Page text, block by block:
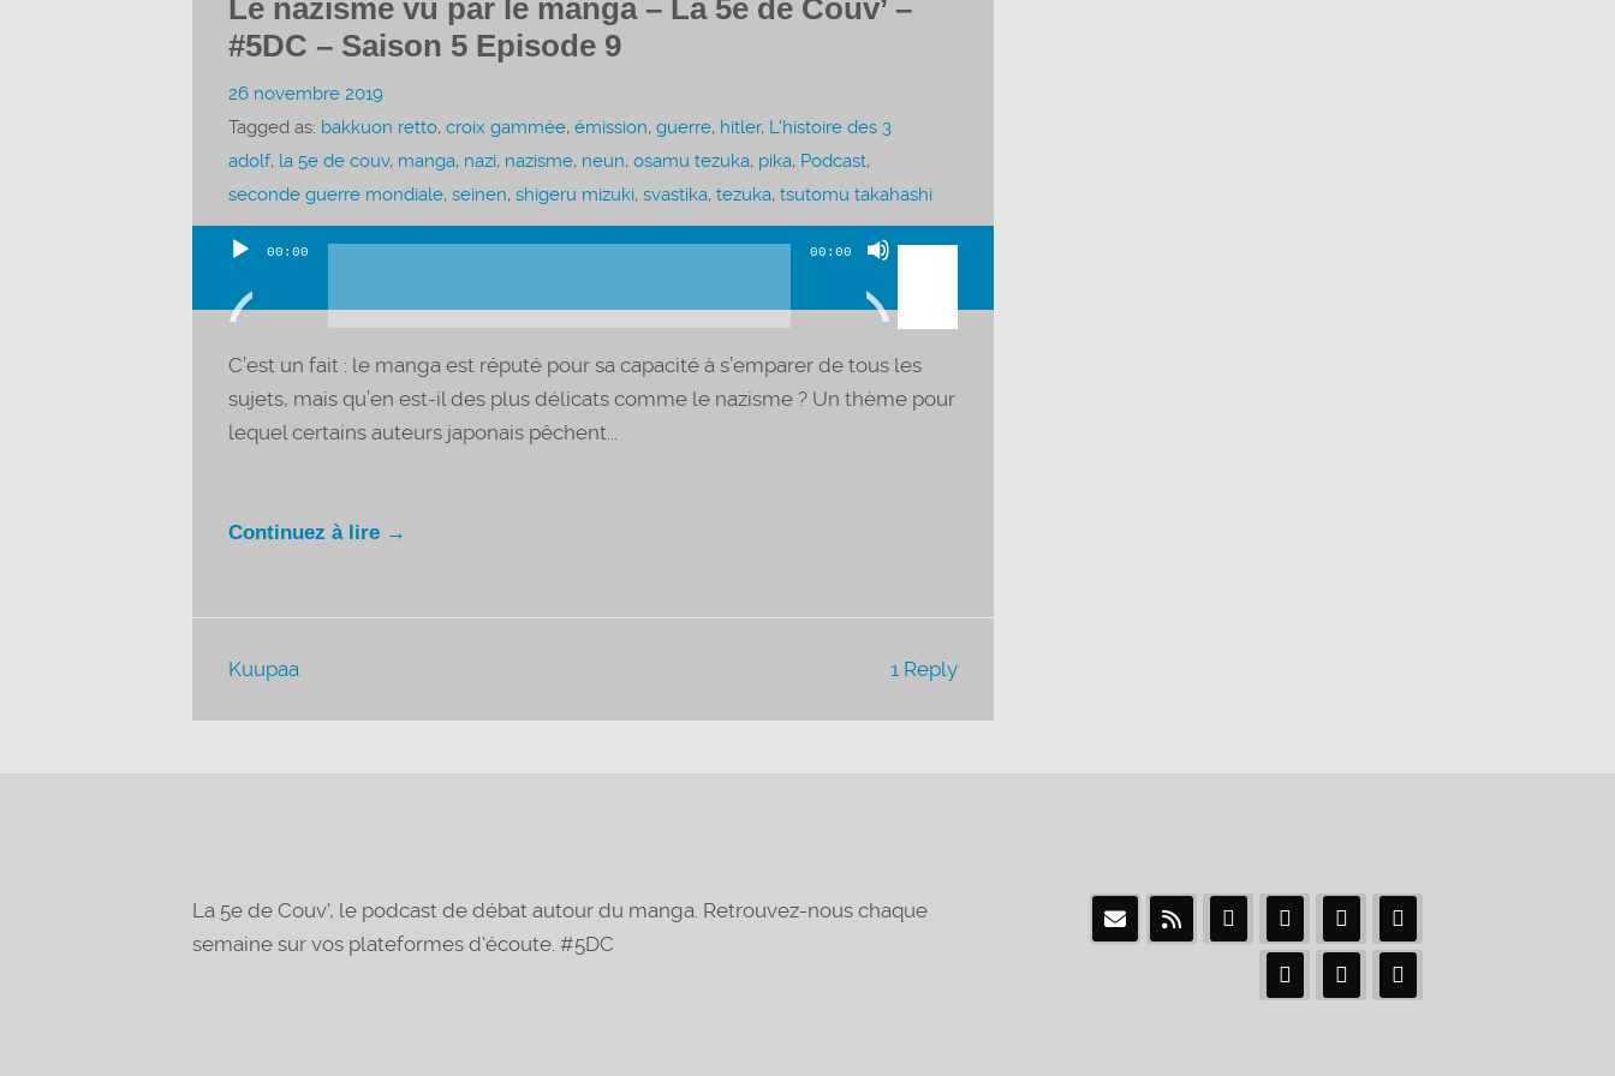
Le nazisme vu par le manga – La 5e de Couv’ –
#5DC – Saison 5 Episode 9
26 novembre 2019
Tagged as: bakkuon retto, croix gammée, émission, guerre, hitler, L'histoire des 3
adolf, la 5e de couv, manga, nazi, nazisme, neun, osamu tezuka, pika, Podcast,
seconde guerre mondiale, seinen, shigeru mizuki, svastika, tezuka, tsutomu takahashi
Lecteur
audio
00:00 00:00
Utilisez
flèches
pour
augmenter
C’est un fait : le manga est réputé pour sa capacité à s’emparer de tous les
sujets, mais qu’en est-il des plus délicats comme le nazisme ? Un thème pour
lequel certains auteurs japonais pêchent...
Continuez à lire →
1 Reply
Kuupaa
La 5e de Couv', le podcast de débat autour du manga. Retrouvez-nous chaque
semaine sur vos plateformes d'écoute. #5DC